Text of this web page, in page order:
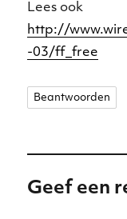
Lees ook
http://
-03/ff_free
Beantwoorden
Geef een